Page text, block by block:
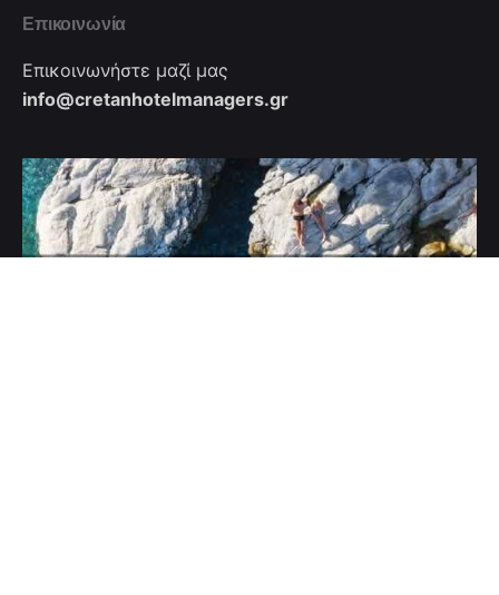
Επικοινωνία
Επικοινωνήστε μαζί μας
info@cretanhotelmanagers.gr